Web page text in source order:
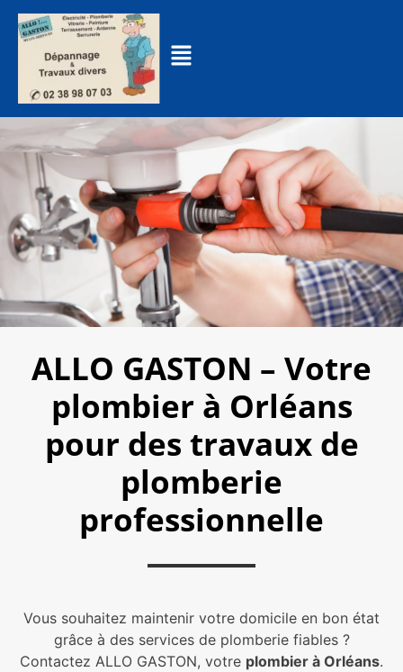
ALLO GASTON – Votre
plombier à Orléans
pour des travaux de
plomberie
professionnelle
Vous souhaitez maintenir votre domicile en bon état
grâce à des services de plomberie fiables ?
Contactez ALLO GASTON, votre plombier à Orléans.